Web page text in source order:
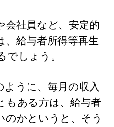
社員など、安定的
、給与者所得等再生
でしょう。
うに、毎月の収入
もある方は、給与者
のかというと、そう